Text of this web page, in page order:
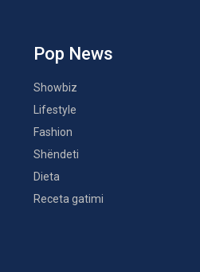
Pop News
Showbiz
Lifestyle
Fashion
Shëndeti
Dieta
Receta gatimi